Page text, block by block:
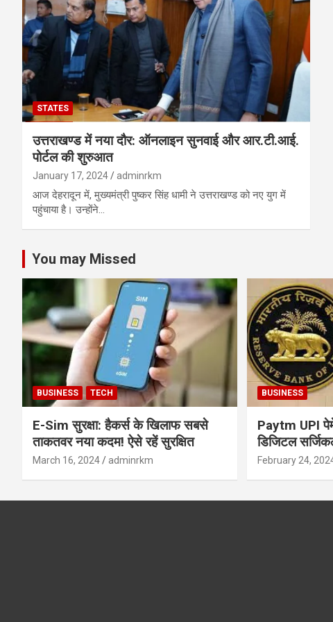
STATES
उत्तराखण्ड में नया दौर: ऑनलाइन सुनवाई और आर.टी.आई.
पोर्टल की शुरुआत
January 17, 2024 adminrkm
आज देहरादून में, मुख्यमंत्री पुष्कर सिंह धामी ने उत्तराखण्ड को नए युग में
पहुंचाया है। उन्होंने…
You may Missed
BUSINESS TECH
E-Sim सुरक्षा: हैकर्स के खिलाफ सबसे
ताकतवर नया कदम! ऐसे रहें सुरक्षित
March 16, 2024 adminrkm
BUSINESS
Paytm UPI
डिजिटल
सुरक्षा और
February 24,